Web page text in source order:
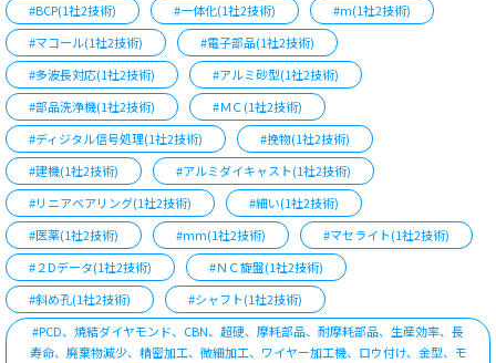
#BCP(1社2技術)
#一体化(1社2技術)
#m(1社2技術)
#マコール(1社2技術)
#電子部品(1社2技術)
#多波長対応(1社2技術)
#アルミ砂型(1社2技術)
#部品洗浄機(1社2技術)
#ＭＣ(1社2技術)
#ディジタル信号処理(1社2技術)
#挽物(1社2技術)
#建機(1社2技術)
#アルミダイキャスト(1社2技術)
#リニアベアリング(1社2技術)
#細い(1社2技術)
#医薬(1社2技術)
#mm(1社2技術)
#マセライト(1社2技術)
#２Dデータ(1社2技術)
#ＮＣ旋盤(1社2技術)
#斜め孔(1社2技術)
#シャフト(1社2技術)
#PCD、焼結ダイヤモンド、CBN、超硬、摩耗部品、耐摩耗部品、生産効率、長
寿命、廃棄物減少、精密加工、微細加工、ワイヤー加工機、ロウ付け、金型、モ